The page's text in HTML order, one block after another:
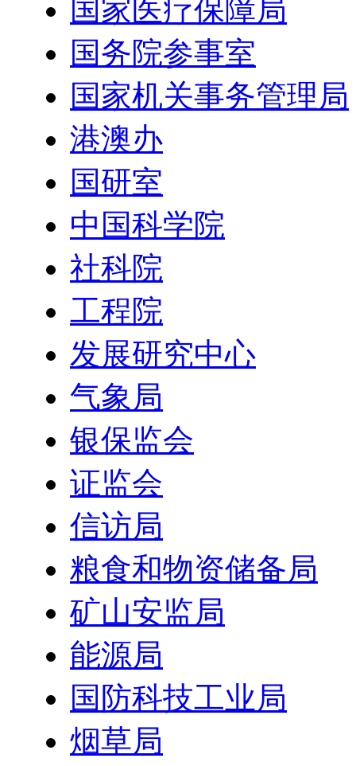
国家医疗保障局
国务院参事室
国家机关事务管理局
港澳办
国研室
中国科学院
社科院
工程院
发展研究中心
气象局
银保监会
证监会
信访局
粮食和物资储备局
矿山安监局
能源局
国防科技工业局
烟草局